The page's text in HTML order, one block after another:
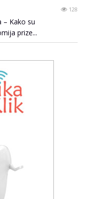
128
– Kako su
prize...